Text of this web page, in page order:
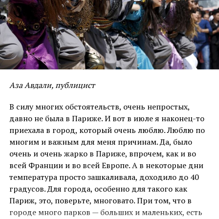
другому. Ага… И вот при наличии таких запретов
Hani дала несколько успешных концертов для
женской аудитории. Хотя она отлично понимала, что
отсутствие и ограничения творческой свободы
мешают ее самовыражению и личностному росту. Ее
курдский нрав и норов не позволяли ей принять
переехала в Берлин. Очень скоро она получила
широкое признание и начала выступать на
телевидении и на очень значимых международных
музыкальных фестивалях. В списке ее достижений
несколько альбомов, более 30 синглов и несколько
совершенно блистательных видеоклипов. Она много
выступала на различных телешоу, концертах и
фестивалях по всему миру, исполняя как
традиционный, так и оригинальный репертуар,
очень красиво сочетая чарующие традиции и
курдского, и персидского вокала, ну и конечно же,
Аза Авдали, публицист
В силу многих обстоятельств, очень непростых,
давно не была в Париже. И вот в июле я наконец-то
приехала в город, который очень люблю. Люблю по
многим и важным для меня причинам. Да, было
очень и очень жарко в Париже, впрочем, как и во
всей Франции и во всей Европе. А в некоторые дни
температура просто зашкаливала, доходило до 40
градусов. Для города, особенно для такого как
Париж, это, поверьте, многовато. При том, что в
городе много парков — больших и маленьких, есть